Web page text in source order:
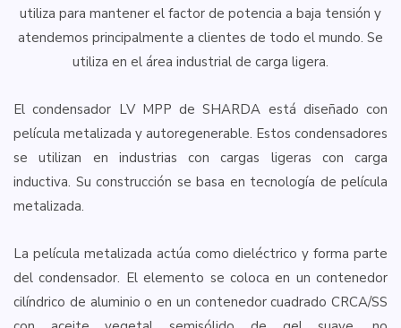
utiliza para mantener el factor de potencia a baja tensión y
atendemos principalmente a clientes de todo el mundo. Se
utiliza en el área industrial de carga ligera.
El condensador LV MPP de SHARDA está diseñado con
película metalizada y autoregenerable. Estos condensadores
se utilizan en industrias con cargas ligeras con carga
inductiva. Su construcción se basa en tecnología de película
metalizada.
La película metalizada actúa como dieléctrico y forma parte
del condensador. El elemento se coloca en un contenedor
cilíndrico de aluminio o en un contenedor cuadrado CRCA/SS